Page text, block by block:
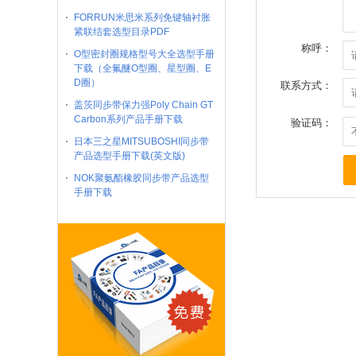
称呼：
联系方式：
验证码：
FORRUN米思米系列免键轴衬胀
紧联结套选型目录PDF
O型密封圈规格型号大全选型手册
下载（全氟醚O型圈、星型圈、E
D圈）
盖茨同步带保力强Poly Chain GT
Carbon系列产品手册下载
日本三之星MITSUBOSHI同步带
产品选型手册下载(英文版)
NOK聚氨酯橡胶同步带产品选型
手册下载